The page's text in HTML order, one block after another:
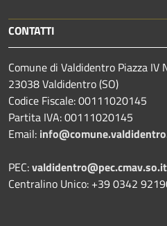
CONTATTI
Comune di Valdidentro Piazza IV
23038 Valdidentro (SO)
Codice Fiscale: 00111020145
Partita IVA: 00111020145
Email:
PEC:valdidentro@pec.cmav.so.it
Centralino Unico: +39 0342